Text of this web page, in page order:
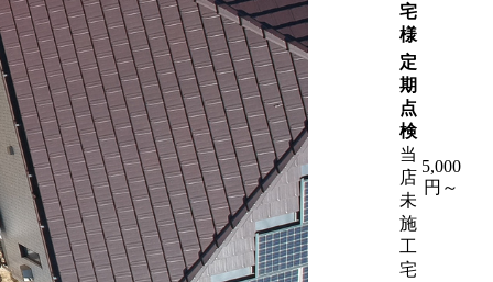
宅
様
定
期
点
検
当
店
未
施
工
宅
5,000
円～